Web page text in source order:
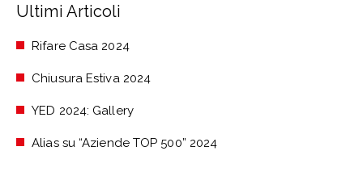
Ultimi Articoli
Rifare Casa 2024
Chiusura Estiva 2024
YED 2024: Gallery
Alias su “Aziende TOP 500” 2024